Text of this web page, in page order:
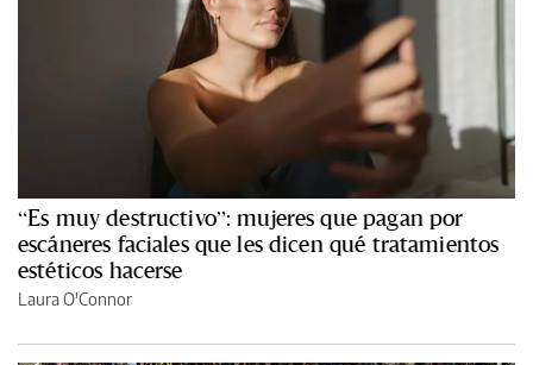
“Es muy destructivo”: mujeres que pagan por
escáneres faciales que les dicen qué tratamientos
estéticos hacerse
Laura O'Connor